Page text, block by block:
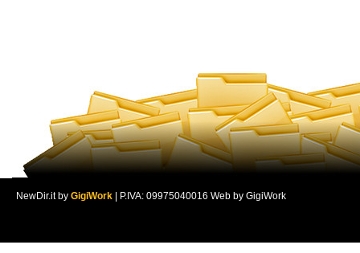
NewDir.it by GigiWork | P.IVA: 09975040016 Web by GigiWork